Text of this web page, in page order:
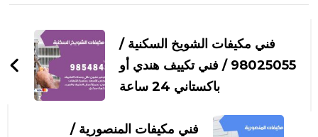
التدوينات
فني مكيفات الشويخ السكنية /
98025055 / فني تكييف هندي أو
باكستاني 24 ساعة
فني مكيفات المنصورية /